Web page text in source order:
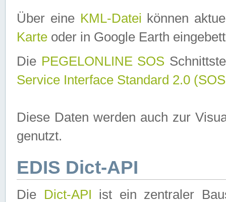
Über eine KML-Datei können
Karte oder in Google Earth
Die PEGELONLINE SOS
Service Interface Standard 2.0
Diese Daten werden auch zur
genutzt.
EDIS Dict-API
Die Dict-API ist ein zentraler